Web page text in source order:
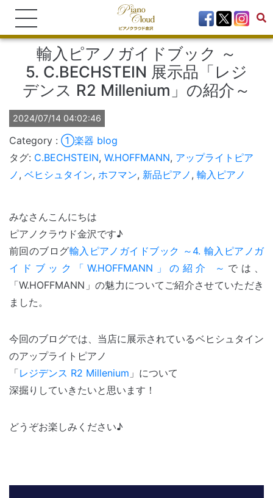
輸入ピアノガイドブック ～
5. C.BECHSTEIN 展示品「レジ
デンス R2 Millenium」の紹介～
2024/07/14 04:02:46
①楽器 blog
タグ: C.BECHSTEIN, W.HOFFMANN, アップライトピア
ノ , ベヒシュタイン, ホフマン, 新品ピアノ , 輸入ピアノ
みなさんこんにちは
ピアノクラウド金沢です♪
前回のブログ輸入ピアノガイドブック ～4. 輸入ピアノガ
イドブック「W.HOFFMANN」の紹介 ～ では、
「W.HOFFMANN」の魅力についてご紹介させていただき
ました。
今回のブログでは、当店に展示されているベヒシュタイン
のアップライトピアノ
「レジデンス R2 Millenium 」について
深掘りしていきたいと思います！
どうぞお楽しみください♪